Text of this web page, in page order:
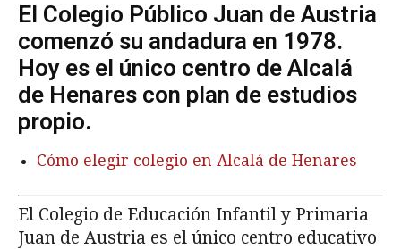
El Colegio Público Juan de Austria
comenzó su andadura en 1978.
Hoy es el único centro de Alcalá
de Henares con plan de estudios
propio.
Cómo elegir colegio en Alcalá de Henares
El Colegio de Educación Infantil y Primaria
Juan de Austria es el único centro educativo